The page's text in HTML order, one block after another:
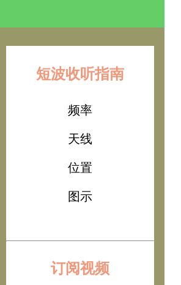
短波收听指南
频率
天线
位置
图示
订阅视频